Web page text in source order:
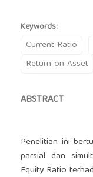
Keywords:
Current Ratio
Return on Asset
ABSTRACT
Penelitian ini
parsial dan
Equity Ratio